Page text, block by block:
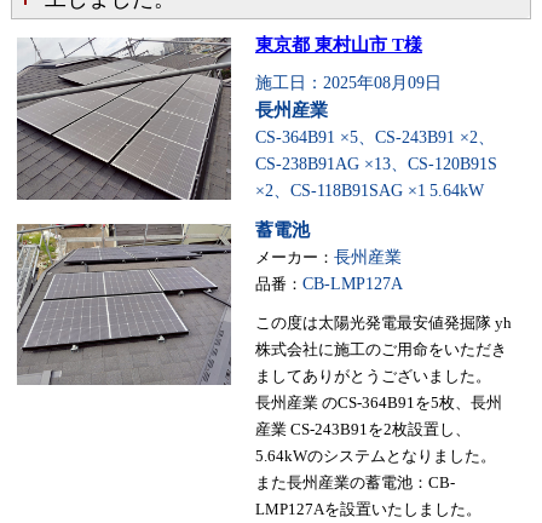
東京都 東村山市 T様
施工日：2025年08月09日
長州産業
CS-364B91 ×5、CS-243B91 ×2、
CS-238B91AG ×13、CS-120B91S
×2、CS-118B91SAG ×1 5.64kW
蓄電池
メーカー： 長州産業
品番： CB-LMP127A
この度は太陽光発電最安値発掘隊 yh
株式会社に施工のご用命をいただき
ましてありがとうございました。
長州産業 のCS-364B91を5枚、長州
産業 CS-243B91を2枚設置し、
5.64kWのシステムとなりました。
また長州産業の蓄電池：CB-
LMP127Aを設置いたしました。